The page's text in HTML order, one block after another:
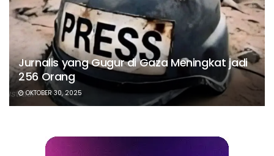
Jurnalis yang Gugur di Gaza Meningkat jadi
256 Orang
OKTOBER 30, 2025